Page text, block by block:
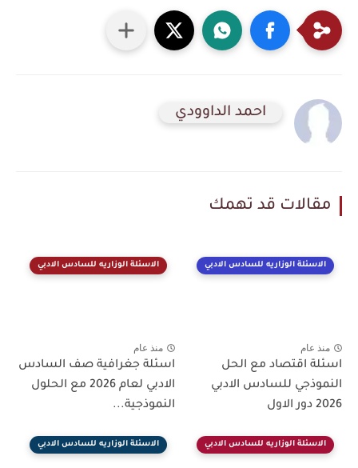
احمد الداوودي
مقالات قد تهمك
الاسئلة الوزاريه للسادس الادبي
منذ عام
اسئلة اقتصاد مع الحل
النموذجي للسادس الادبي
2026 دور الاول
الاسئلة الوزاريه للسادس الادبي
منذ عام
اسئلة جغرافية صف السادس
الادبي لعام 2026 مع الحلول
النموذجية...
الاسئلة الوزاريه للسادس الادبي الاسئلة الوزاريه للسادس الادبي